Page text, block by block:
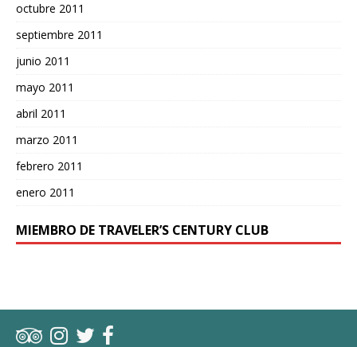
octubre 2011
septiembre 2011
junio 2011
mayo 2011
abril 2011
marzo 2011
febrero 2011
enero 2011
MIEMBRO DE TRAVELER’S CENTURY CLUB